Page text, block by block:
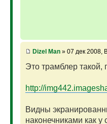
Dizel Man» 07 дек 2008,
Это трамблер
http://
Видны
наконечниками как